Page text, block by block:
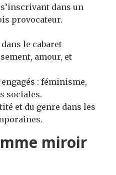
dans un
provocateur.
le cabaret
amour, et
: féminisme,
sociales.
et du genre dans les
miroir